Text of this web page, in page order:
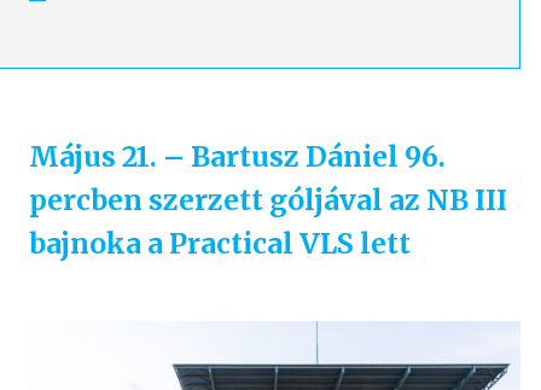
Május 21. – Bartusz Dániel 96.
percben szerzett góljával az NB III
bajnoka a Practical VLS lett